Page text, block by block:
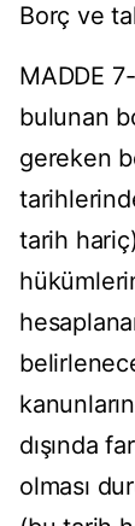
Borç ve
MADDE
bulunan
gereken
tarih
dışında
olması